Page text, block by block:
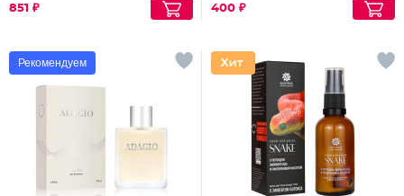
851 ₽ 400 ₽
Рекомендуем